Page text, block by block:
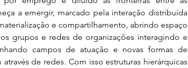
a emergir, marcado pela interação distribuída
e compartilhamento, abrindo espaço
grupos e redes de organizações interagindo e
campos de atuação e novas formas de
de redes. Com isso estruturas hierárquicas